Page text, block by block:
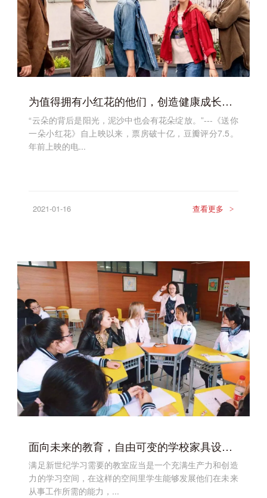
为值得拥有小红花的他们，创造健康成长的校园
“云朵的背后是阳光，泥沙中也会有花朵绽放。”---《送你
一朵小红花》自上映以来，票房破十亿，豆瓣评分7.5。
年前上映的电...
2021-01-16 查看更多 >
面向未来的教育，自由可变的学校家具设施才能满足不同的教学模式
满足新世纪学习需要的教室应当是一个充满生产力和创造
力的学习空间，在这样的空间里学生能够发展他们在未来
从事工作所需的能力，...